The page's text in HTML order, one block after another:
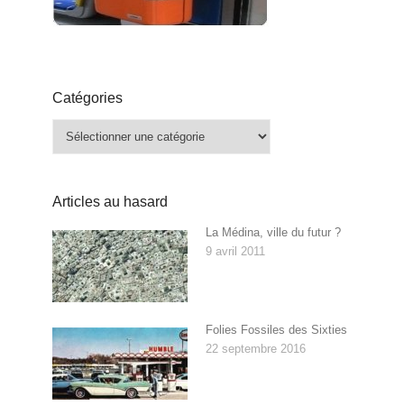
Catégories
Articles au hasard
La Médina, ville du futur ?
9 avril 2011
Folies Fossiles des Sixties
22 septembre 2016